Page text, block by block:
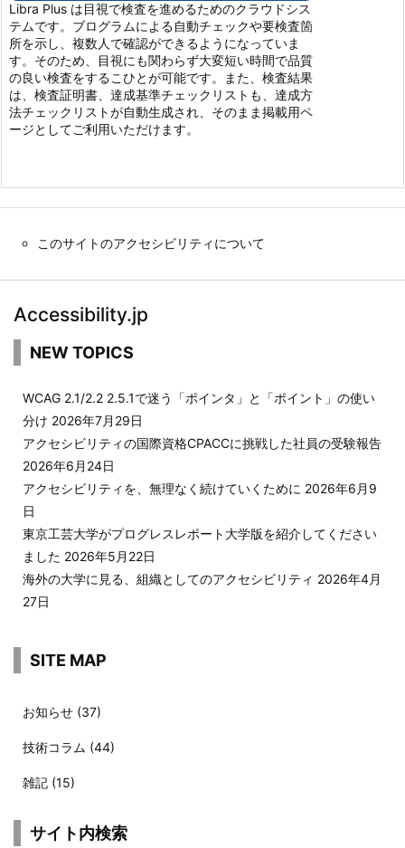
Libra Plus は目視で検査を進めるためのクラウドシス
テムです。ブログラムによる自動チェックや要検査箇
所を示し、複数人で確認ができるようになっていま
す。そのため、目視にも関わらず大変短い時間で品質
の良い検査をするこひとが可能です。また、検査結果
は、検査証明書、達成基準チェックリストも、達成方
法チェックリストが自動生成され、そのまま掲載用ペ
ージとしてご利用いただけます。
このサイトのアクセシビリティについて
Accessibility.jp
NEW TOPICS
WCAG 2.1/2.2 2.5.1で迷う「ポインタ」と「ポイント」の使い
分け 2026年7月29日
アクセシビリティの国際資格CPACCに挑戦した社員の受験報告
2026年6月24日
アクセシビリティを、無理なく続けていくために 2026年6月9
日
東京工芸大学がプログレスレポート大学版を紹介してください
ました 2026年5月22日
海外の大学に見る、組織としてのアクセシビリティ 2026年4月
27日
SITE MAP
お知らせ (37)
技術コラム (44)
雑記 (15)
サイト内検索